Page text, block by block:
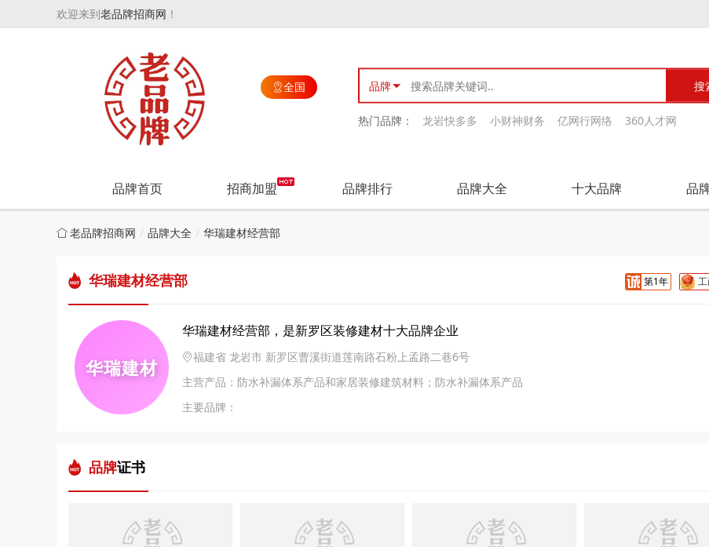
欢迎来到老品牌招商网 ！
全国 品牌
热门品牌： 龙岩快多多 小财神财务 亿网行网络 360人才网
品牌首页 招商加盟 品牌排行 品牌大全 十大品牌 品
老品牌招商网 品牌大全 华瑞建材经营部
第1年
华瑞建材经营部
华瑞建材
华瑞建材经营部，是新罗区装修建材十大品牌企业
福建省 龙岩市 新罗区曹溪街道莲南路石粉上孟路二巷6号
主营产品：防水补漏体系产品和家居装修建筑材料；防水补漏体系产品
主要品牌：
品牌证书